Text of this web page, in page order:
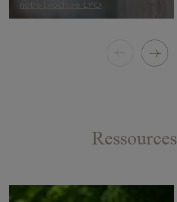
notre brochure LPO
Ressources